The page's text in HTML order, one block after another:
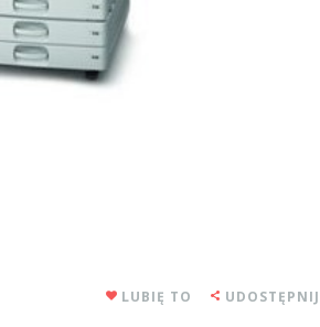
LUBIĘ TO UDOSTĘPNIJ